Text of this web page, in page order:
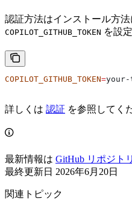
認証方法はインストール方法
COPILOT_GITHUB_TOKEN を設
COPILOT_GITHUB_TOKEN=your-
詳しくは 認証 を参照してく
最新情報は GitHub リポジトリ
最終更新日 2026年6月20日
関連トピック